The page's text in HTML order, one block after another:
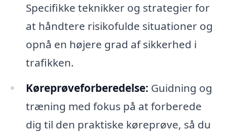
Specifikke teknikker og strategier for
at håndtere risikofulde situationer og
opnå en højere grad af sikkerhed i
trafikken.
Køreprøveforberedelse: Guidning og
træning med fokus på at forberede
dig til den praktiske køreprøve, så du